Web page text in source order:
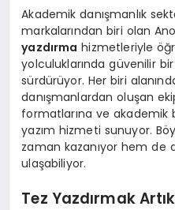
Akademik danışmanlık
markalarından biri olan
yazdırma hizmetleriyle
yolculuklarında güvenilir
sürdürüyor. Her biri
danışmanlardan oluşan
formatlarına ve akademik
yazım hizmeti sunuyor.
zaman kazanıyor hem de
ulaşabiliyor.
Tez Yazdırmak